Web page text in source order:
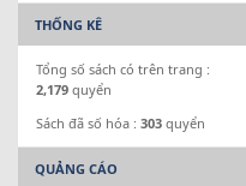
THỐNG KÊ
Tổng số sách có trên trang :
2,179 quyển
Sách đã số hóa : 303 quyển
QUẢNG CÁO